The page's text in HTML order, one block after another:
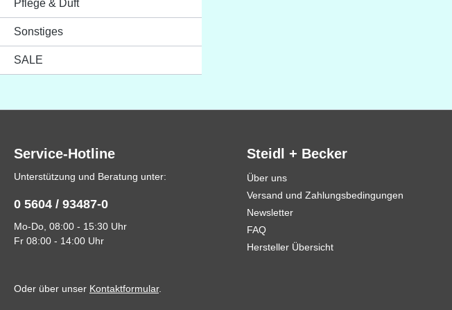
Pflege & Duft
Sonstiges
SALE
Service-Hotline
Unterstützung und Beratung unter:
0 5604 / 93487-0
Mo-Do, 08:00 - 15:30 Uhr
Fr 08:00 - 14:00 Uhr
Oder über unser Kontaktformular.
Steidl + Becker
Über uns
Versand und Zahlungsbedingungen
Newsletter
FAQ
Hersteller Übersicht